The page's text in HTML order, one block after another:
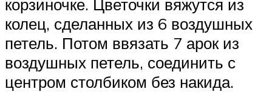
корзиночке. Цветочки вяжутся из
колец, сделанных из 6 воздушных
петель. Потом ввязать 7 арок из
воздушных петель, соединить с
центром столбиком без накида.